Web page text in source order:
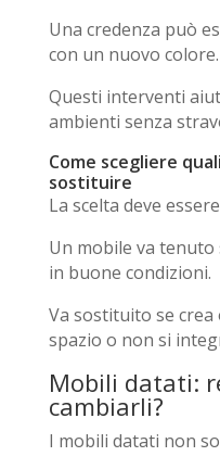
Una credenza può
con un nuovo colore.
Questi interventi
ambienti senza
Come scegliere
sostituire
La scelta deve
Un mobile va
in buone condizioni.
Va sostituito se
spazio o non si
Mobili datati:
cambiarli?
I mobili datati non